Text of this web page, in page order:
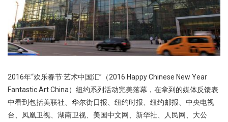
2016年“欢乐春节·艺术中国汇”（2016 Happy Chinese New Year
Fantastic Art China）纽约系列活动完美落幕，在拿到的媒体反馈表
中看到包括美联社、华尔街日报、纽约时报、纽约邮报、中央电视
台、凤凰卫视、湖南卫视、美国中文网、新华社、人民网、大公